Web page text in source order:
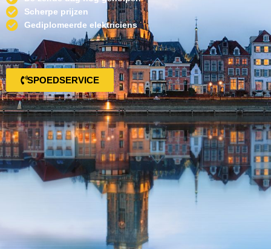
Scherpe prijzen
Gediplomeerde elektriciens
SPOEDSERVICE